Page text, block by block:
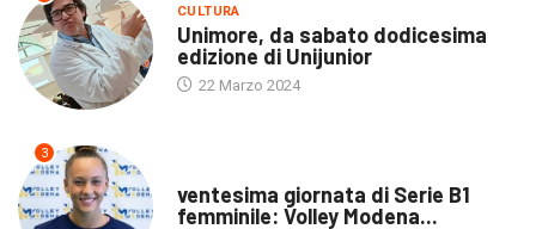
CULTURA
Unimore, da sabato dodicesima
edizione di Unijunior
22 Marzo 2024
3
ventesima giornata di Serie B1
femminile: Volley Modena...